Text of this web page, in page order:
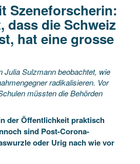
Szeneforscherin:
dass die Schweiz
hat eine grosse
Julia Sulzmann beobachtet, wie
radikalisieren. Vor
müssten die Behörden
der Öffentlichkeit praktisch
sind Post-Corona-
oder Urig nach wie vor